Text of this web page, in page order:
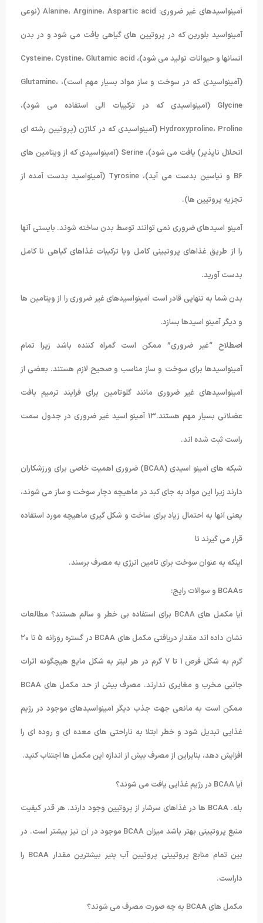
آمینواسیدهای غیر ضروری: Alanine، Arginine، Aspartic acid (نوعی
آمینواسید بلورین که در پروتیین های گیاهی یافت می شود و در بدن
انسانها و حیوانات تولید می شود)، Cysteine، Cystine، Glutamic acid
(آمینواسیدی که در سوخت و ساز مواد بسیار مهم است)، Glutamine،
Glycine (آمینواسیدی که در ترکیبات الی استفاده می شود)،
Hydroxyproline، Proline (آمینواسیدی که در کلاژن (پروتیین رشته ای
انحلال ناپذیر) یافت می شود)، Serine (آمینواسیدی که از ویتامین های
B۶ و نیاسین بدست می آید)، Tyrosine (آمینواسید بدست آمده از
تجزیه پروتیین ها).
آمینو اسیدهای ضروری نمی توانند توسط بدن ساخته شوند. بایستی آنها
را از طریق غذاهای پروتیینی کامل ویا ترکیبات غذاهای گیاهی نا کامل
بدست آورید.
بدن شما به تنهایی قادر است آمینواسیدهای غیر ضروری را از ویتامین ها
و دیگر آمینو اسیدها بسازد.
اصطلاح “غیر ضروری” ممکن است گمراه کننده باشد زیرا تمام
آمینواسیدها برای سوخت و ساز مناسب و صحیح لازم هستند. بعضی از
آمینواسیدهای غیر ضروری مانند گلوتامین برای فرایند ترمیم بافت
عضلانی بسیار مهم هستند.۱۳ آمینو اسید غیر ضروری در جدول سمت
راست ثبت شده اند.
شبکه های آمینو اسیدی (BCAA) ضروری اهمیت خاصی برای ورزشکاران
دارند زیرا این مواد به جای کبد در ماهیچه دچار سوخت و ساز می شوند،
یعنی آنها به احتمال زیاد برای ساخت و شکل گیری ماهیچه مورد استفاده
قرار می گیرند تا
اینکه به عنوان سوخت برای تامین انرژی به مصرف برسند.
BCAAs و سوالات رایج:
آیا مکمل های BCAA برای استفاده بی خطر و سالم هستند؟ مطالعات
نشان داده اند مقدار دریافتی مکمل های BCAA در گستره روزانه ۵ تا ۲۰
گرم به شکل قرص ۱ تا ۷ گرم در هر لیتر به شکل مایع هیچگونه اثرات
جانبی مخرب و مغایری ندارند. مصرف بیش از حد مکمل های BCAA
ممکن است به مانعی جهت جذب دیگر آمینواسیدهای موجود در رژیم
غذایی تبدیل شود و خطر ابتلا به ناراحتی های معده ای و روده ای را
افزایش دهد، بنابراین از مصرف بیش از اندازه این مکمل ها اجتناب کنید.
آیا BCAA در رژیم غذایی یافت می شوند؟
بله. BCAA ها در غذاهای سرشار از پروتیین وجود دارند. هر قدر کیفیت
منبع پروتیینی بهتر باشد میزان BCAA موجود در آن نیز بیشتر است. در
بین تمام منابع پروتیینی پروتیین آب پنیر بیشترین مقدار BCAA را
داراست.
مکمل های BCAA به چه صورت مصرف می شوند؟